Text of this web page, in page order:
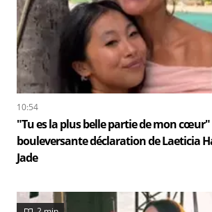
10:54
"Tu es la plus belle partie de mon cœur"
bouleversante déclaration de Laeticia
Jade